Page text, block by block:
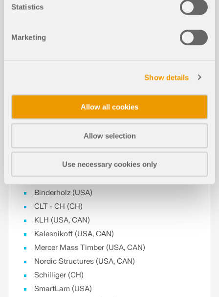
Statistics
Marketing
Show details
Allow all cookies
Allow selection
Use necessary cookies only
W bibliotece konstrukcji warstwowych dostępni są
następujący producenci drewna klejonego
ANSI/APA PRG 320 CLT (USA, CAN)
Binderholz (USA)
CLT - CH (CH)
KLH (USA, CAN)
Kalesnikoff (USA, CAN)
Mercer Mass Timber (USA, CAN)
Nordic Structures (USA, CAN)
Schilliger (CH)
SmartLam (USA)